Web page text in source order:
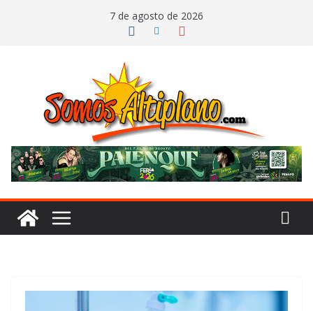
7 de agosto de 2026